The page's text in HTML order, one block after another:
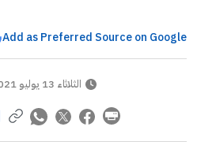
Add as Preferred Source on Google
الثلاثاء 13 يوليو 2021